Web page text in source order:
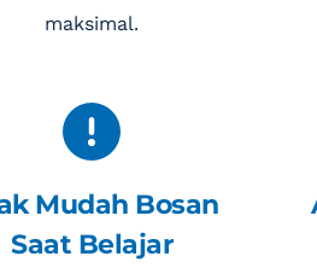
maksimal.
Mudah Bosan
Saat Belajar